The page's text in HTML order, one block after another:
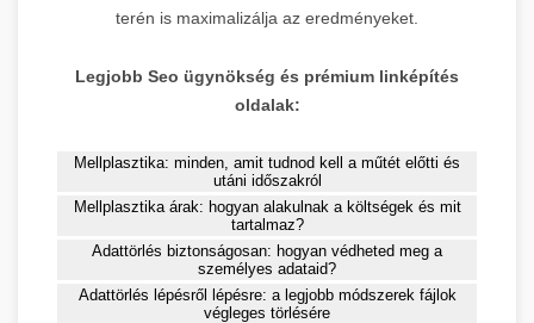
terén is maximalizálja az eredményeket.
Legjobb Seo ügynökség és prémium linképítés
oldalak:
Mellplasztika: minden, amit tudnod kell a műtét előtti és
utáni időszakról
Mellplasztika árak: hogyan alakulnak a költségek és mit
tartalmaz?
Adattörlés biztonságosan: hogyan védheted meg a
személyes adataid?
Adattörlés lépésről lépésre: a legjobb módszerek fájlok
végleges törlésére